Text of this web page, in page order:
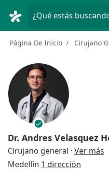
¿Qué estás
Página De Inicio Cirujano
Dr. Andres Velasquez
Cirujano general · Ver más
Medellín 1 dirección